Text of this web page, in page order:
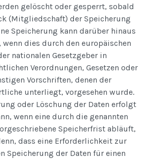
gelöscht oder gesperrt, sobald
(Mitgliedschaft) der Speicherung
Speicherung kann darüber hinaus
wenn dies durch den europäischen
nationalen Gesetzgeber in
Verordnungen, Gesetzen oder
Vorschriften, denen der
unterliegt, vorgesehen wurde.
oder Löschung der Daten erfolgt
wenn eine durch die genannten
Speicherfrist abläuft,
dass eine Erforderlichkeit zur
Speicherung der Daten für einen